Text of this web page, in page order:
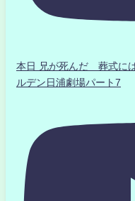
本日 兄が死んだ 葬式に
ルデン日浦劇場パート7